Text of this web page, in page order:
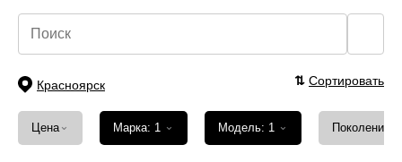
Красноярск ⇅ Сортировать
Цена ⌄ Марка: 1 ⌄ Модель: 1 ⌄ Поколение